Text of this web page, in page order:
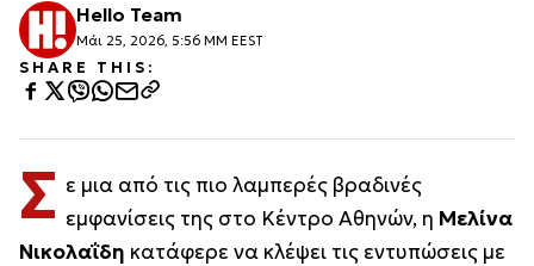
Hello Team
Μάι 25, 2026, 5:56 ΜΜ EEST
SHARE THIS:
Σ ε μια από τις πιο λαμπερές βραδινές
εμφανίσεις της στο Κέντρο Αθηνών, η Μελίνα
Νικολαΐδη κατάφερε να κλέψει τις εντυπώσεις με